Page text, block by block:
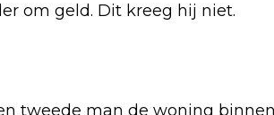
om geld. Dit kreeg hij niet.
tweede man de woning